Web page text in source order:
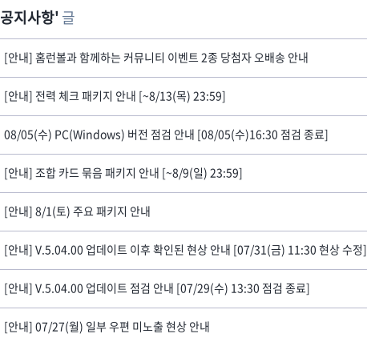
공지사항 글
[안내] 홈런볼과 함께하는 커뮤니티 이벤트 2종 당첨자 오배송 안내
[안내] 전력 체크 패키지 안내 [~8/13(목) 23:59]
08/05(수) PC(Windows) 버전 점검 안내 [08/05(수)16:30 점검 종료]
[안내] 조합 카드 묶음 패키지 안내 [~8/9(일) 23:59]
[안내] 8/1(토) 주요 패키지 안내
[안내] V.5.04.00 업데이트 이후 확인된 현상 안내 [07/31(금) 11:30 현상 수정]
[안내] V.5.04.00 업데이트 점검 안내 [07/29(수) 13:30 점검 종료]
[안내] 07/27(월) 일부 우편 미노출 현상 안내